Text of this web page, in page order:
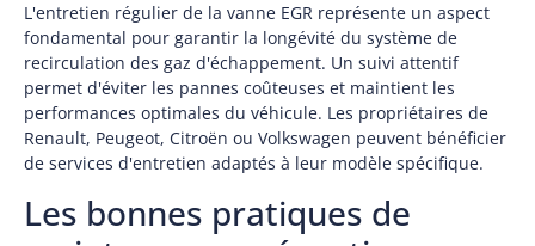
L'entretien régulier de la vanne EGR représente un aspect
fondamental pour garantir la longévité du système de
recirculation des gaz d'échappement. Un suivi attentif
permet d'éviter les pannes coûteuses et maintient les
performances optimales du véhicule. Les propriétaires de
Renault, Peugeot, Citroën ou Volkswagen peuvent bénéficier
de services d'entretien adaptés à leur modèle spécifique.
Les bonnes pratiques de